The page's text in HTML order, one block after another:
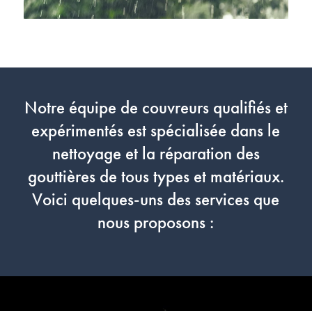
Notre équipe de couvreurs qualifiés et
expérimentés est spécialisée dans le
nettoyage et la réparation des
gouttières de tous types et matériaux.
Voici quelques-uns des services que
nous proposons :